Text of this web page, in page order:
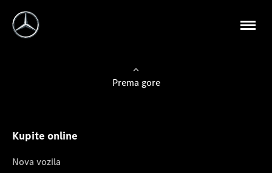
Prema gore
Kupite online
Nova vozila